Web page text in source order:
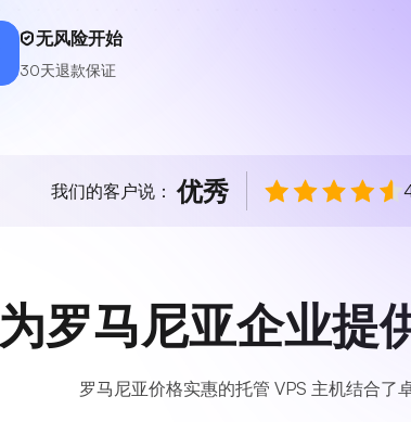
无风险开始
30天退款保证
我们的客户说：优秀
为罗马尼亚企业提
罗马尼亚价格实惠的托管 VPS 主机结合了